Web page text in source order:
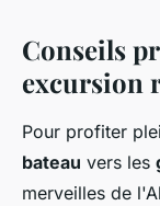
Conseils
excursion
Pour profiter
bateau vers les
merveilles de